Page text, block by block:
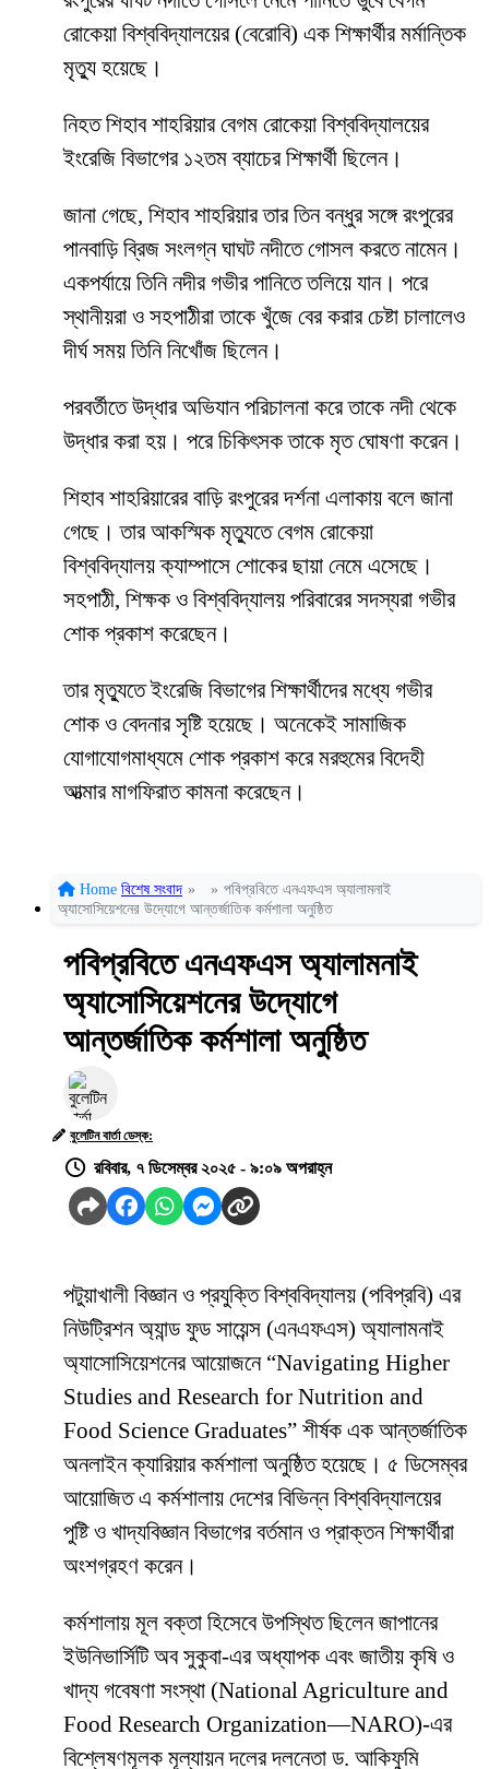
রোকেয়া বিশ্ববিদ্যালয়ের (বেরোবি) এক শিক্ষার্থীর মর্মান্তিক
মৃত্যু হয়েছে।
নিহত শিহাব শাহরিয়ার বেগম রোকেয়া বিশ্ববিদ্যালয়ের
ইংরেজি বিভাগের ১২তম ব্যাচের শিক্ষার্থী ছিলেন।
জানা গেছে, শিহাব শাহরিয়ার তার তিন বন্ধুর সঙ্গে রংপুরের
পানবাড়ি ব্রিজ সংলগ্ন ঘাঘট নদীতে গোসল করতে নামেন।
একপর্যায়ে তিনি নদীর গভীর পানিতে তলিয়ে যান। পরে
স্থানীয়রা ও সহপাঠীরা তাকে খুঁজে বের করার চেষ্টা চালালেও
দীর্ঘ সময় তিনি নিখোঁজ ছিলেন।
পরবর্তীতে উদ্ধার অভিযান পরিচালনা করে তাকে নদী থেকে
উদ্ধার করা হয়। পরে চিকিৎসক তাকে মৃত ঘোষণা করেন।
শিহাব শাহরিয়ারের বাড়ি রংপুরের দর্শনা এলাকায় বলে জানা
গেছে। তার আকস্মিক মৃত্যুতে বেগম রোকেয়া
বিশ্ববিদ্যালয় ক্যাম্পাসে শোকের ছায়া নেমে এসেছে।
সহপাঠী, শিক্ষক ও বিশ্ববিদ্যালয় পরিবারের সদস্যরা গভীর
শোক প্রকাশ করেছেন।
তার মৃত্যুতে ইংরেজি বিভাগের শিক্ষার্থীদের মধ্যে গভীর
শোক ও বেদনার সৃষ্টি হয়েছে। অনেকেই সামাজিক
যোগাযোগমাধ্যমে শোক প্রকাশ করে মরহুমের বিদেহী
আত্মার মাগফিরাত কামনা করেছেন।
Home বিশেষ সংবাদ » » পবিপ্রবিতে এনএফএস অ্যালামনাই
অ্যাসোসিয়েশনের উদ্যোগে আন্তর্জাতিক কর্মশালা অনুষ্ঠিত
পবিপ্রবিতে এনএফএস অ্যালামনাই
অ্যাসোসিয়েশনের উদ্যোগে
আন্তর্জাতিক কর্মশালা অনুষ্ঠিত
বুলেটিন বার্তা ডেস্ক:
রবিবার, ৭ ডিসেম্বর ২০২৫ - ৯:০৯ অপরাহ্ন
পটুয়াখালী বিজ্ঞান ও প্রযুক্তি বিশ্ববিদ্যালয় (পবিপ্রবি) এর
নিউট্রিশন অ্যান্ড ফুড সায়েন্স (এনএফএস) অ্যালামনাই
অ্যাসোসিয়েশনের আয়োজনে “Navigating Higher
Studies and Research for Nutrition and
Food Science Graduates” শীর্ষক এক আন্তর্জাতিক
অনলাইন ক্যারিয়ার কর্মশালা অনুষ্ঠিত হয়েছে। ৫ ডিসেম্বর
আয়োজিত এ কর্মশালায় দেশের বিভিন্ন বিশ্ববিদ্যালয়ের
পুষ্টি ও খাদ্যবিজ্ঞান বিভাগের বর্তমান ও প্রাক্তন শিক্ষার্থীরা
অংশগ্রহণ করেন।
কর্মশালায় মূল বক্তা হিসেবে উপস্থিত ছিলেন জাপানের
ইউনিভার্সিটি অব সুকুবা-এর অধ্যাপক এবং জাতীয় কৃষি ও
খাদ্য গবেষণা সংস্থা (National Agriculture and
Food Research Organization—NARO)-এর
বিশ্লেষণমূলক মূল্যায়ন দলের দলনেতা ড. আকিফুমি